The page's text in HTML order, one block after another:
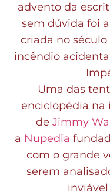
advento da
sem dúvida foi a
criada no
incêndio
Uma das
enciclopédia na
de Jimmy
a Nupedia
com o grande
serem